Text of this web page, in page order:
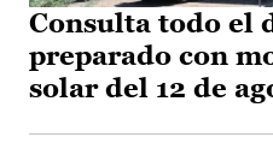
Consulta todo el
preparado con
solar del 12 de